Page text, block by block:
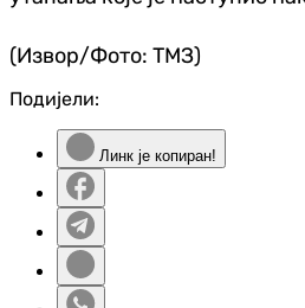
(Извор/Фото: ТМЗ)
Подијели:
Линк је копиран!